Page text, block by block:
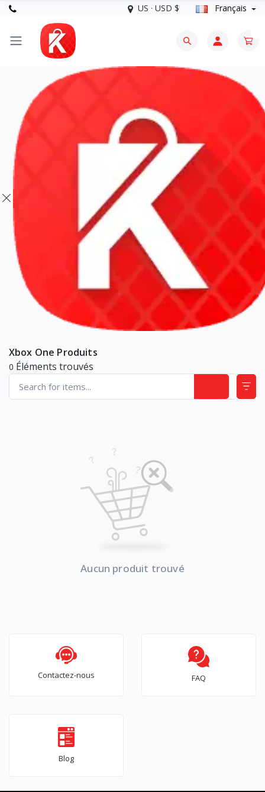
US · USD $ Français
Xbox One Produits
0 Éléments trouvés
Aucun produit trouvé
Contactez-nous FAQ
Blog